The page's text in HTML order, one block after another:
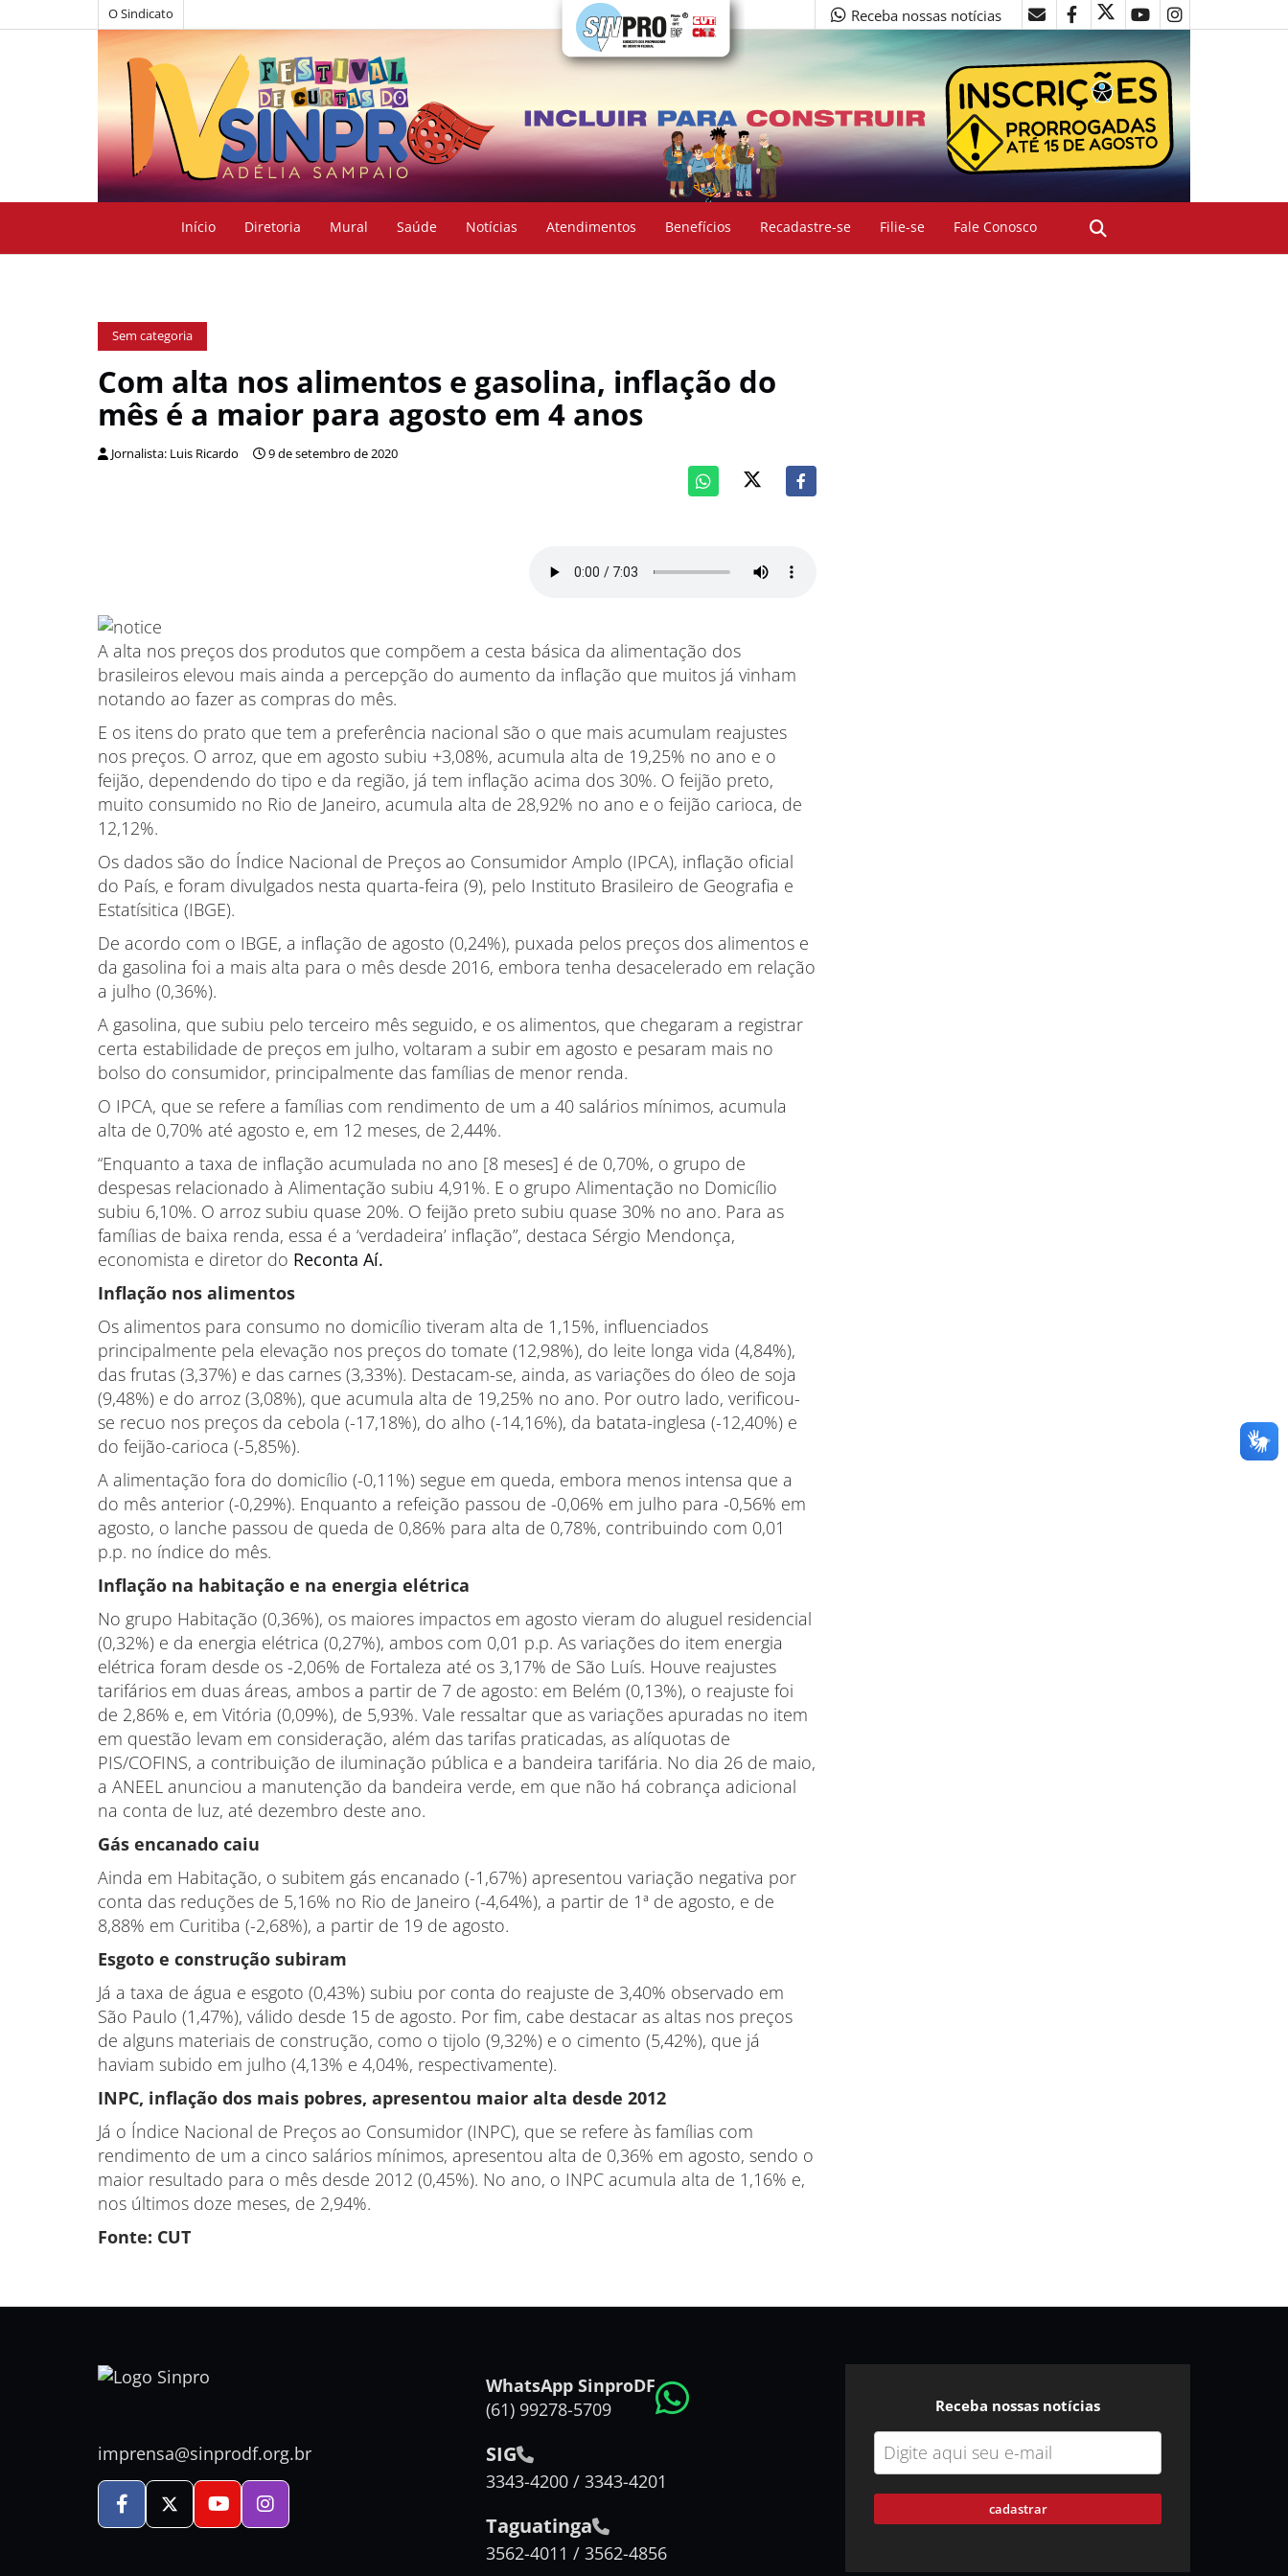
O Sindicato Receba nossas notícias
Início Diretoria Mural Saúde Notícias Atendimentos Benefícios Recadastre-se Filie-se Fale Conosco
Sem categoria
Com alta nos alimentos e gasolina, inflação do
mês é a maior para agosto em 4 anos
Jornalista: Luis Ricardo 9 de setembro de 2020
A alta nos preços dos produtos que compõem a cesta básica da alimentação dos
brasileiros elevou mais ainda a percepção do aumento da inflação que muitos já vinham
notando ao fazer as compras do mês.
E os itens do prato que tem a preferência nacional são o que mais acumulam reajustes
nos preços. O arroz, que em agosto subiu +3,08%, acumula alta de 19,25% no ano e o
feijão, dependendo do tipo e da região, já tem inflação acima dos 30%. O feijão preto,
muito consumido no Rio de Janeiro, acumula alta de 28,92% no ano e o feijão carioca, de
12,12%.
Os dados são do Índice Nacional de Preços ao Consumidor Amplo (IPCA), inflação oficial
do País, e foram divulgados nesta quarta-feira (9), pelo Instituto Brasileiro de Geografia e
Estatísitica (IBGE).
De acordo com o IBGE, a inflação de agosto (0,24%), puxada pelos preços dos alimentos e
da gasolina foi a mais alta para o mês desde 2016, embora tenha desacelerado em relação
a julho (0,36%).
A gasolina, que subiu pelo terceiro mês seguido, e os alimentos, que chegaram a registrar
certa estabilidade de preços em julho, voltaram a subir em agosto e pesaram mais no
bolso do consumidor, principalmente das famílias de menor renda.
O IPCA, que se refere a famílias com rendimento de um a 40 salários mínimos, acumula
alta de 0,70% até agosto e, em 12 meses, de 2,44%.
“Enquanto a taxa de inflação acumulada no ano [8 meses] é de 0,70%, o grupo de
despesas relacionado à Alimentação subiu 4,91%. E o grupo Alimentação no Domicílio
subiu 6,10%. O arroz subiu quase 20%. O feijão preto subiu quase 30% no ano. Para as
famílias de baixa renda, essa é a ‘verdadeira’ inflação”, destaca Sérgio Mendonça,
economista e diretor do Reconta Aí.
Inflação nos alimentos
Os alimentos para consumo no domicílio tiveram alta de 1,15%, influenciados
principalmente pela elevação nos preços do tomate (12,98%), do leite longa vida (4,84%),
das frutas (3,37%) e das carnes (3,33%). Destacam-se, ainda, as variações do óleo de soja
(9,48%) e do arroz (3,08%), que acumula alta de 19,25% no ano. Por outro lado, verificou-
se recuo nos preços da cebola (-17,18%), do alho (-14,16%), da batata-inglesa (-12,40%) e
do feijão-carioca (-5,85%).
A alimentação fora do domicílio (-0,11%) segue em queda, embora menos intensa que a
do mês anterior (-0,29%). Enquanto a refeição passou de -0,06% em julho para -0,56% em
agosto, o lanche passou de queda de 0,86% para alta de 0,78%, contribuindo com 0,01
p.p. no índice do mês.
Inflação na habitação e na energia elétrica
No grupo Habitação (0,36%), os maiores impactos em agosto vieram do aluguel residencial
(0,32%) e da energia elétrica (0,27%), ambos com 0,01 p.p. As variações do item energia
elétrica foram desde os -2,06% de Fortaleza até os 3,17% de São Luís. Houve reajustes
tarifários em duas áreas, ambos a partir de 7 de agosto: em Belém (0,13%), o reajuste foi
de 2,86% e, em Vitória (0,09%), de 5,93%. Vale ressaltar que as variações apuradas no item
em questão levam em consideração, além das tarifas praticadas, as alíquotas de
PIS/COFINS, a contribuição de iluminação pública e a bandeira tarifária. No dia 26 de maio,
a ANEEL anunciou a manutenção da bandeira verde, em que não há cobrança adicional
na conta de luz, até dezembro deste ano.
Gás encanado caiu
Ainda em Habitação, o subitem gás encanado (-1,67%) apresentou variação negativa por
conta das reduções de 5,16% no Rio de Janeiro (-4,64%), a partir de 1ª de agosto, e de
8,88% em Curitiba (-2,68%), a partir de 19 de agosto.
Esgoto e construção subiram
Já a taxa de água e esgoto (0,43%) subiu por conta do reajuste de 3,40% observado em
São Paulo (1,47%), válido desde 15 de agosto. Por fim, cabe destacar as altas nos preços
de alguns materiais de construção, como o tijolo (9,32%) e o cimento (5,42%), que já
haviam subido em julho (4,13% e 4,04%, respectivamente).
INPC, inflação dos mais pobres, apresentou maior alta desde 2012
Já o Índice Nacional de Preços ao Consumidor (INPC), que se refere às famílias com
rendimento de um a cinco salários mínimos, apresentou alta de 0,36% em agosto, sendo o
maior resultado para o mês desde 2012 (0,45%). No ano, o INPC acumula alta de 1,16% e,
nos últimos doze meses, de 2,94%.
Fonte: CUT
imprensa@sinprodf.org.br
WhatsApp SinproDF
(61) 99278-5709
SIG
3343-4200 / 3343-4201
Taguatinga
3562-4011 / 3562-4856
Receba nossas notícias
cadastrar